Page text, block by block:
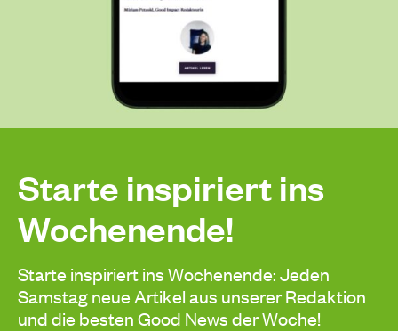
Starte inspiriert ins
Wochenende!
Starte inspiriert ins Wochenende: Jeden
Samstag neue Artikel aus unserer Redaktion
und die besten Good News der Woche!